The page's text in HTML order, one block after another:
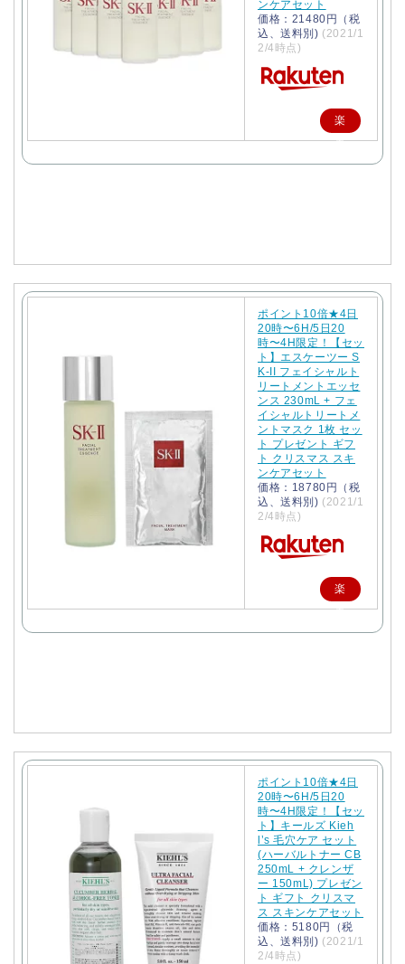
ンケアセット
価格：21480円（税
込、送料別) (2021/1
2/4時点)
楽
天
ポイント10倍★4日
20時〜6H/5日20
時〜4H限定！【セッ
ト】エスケーツー S
K-II フェイシャルト
リートメントエッセ
ンス 230mL + フェ
イシャルトリートメ
ントマスク 1枚 セッ
ト プレゼント ギフ
ト クリスマス スキ
ンケアセット
価格：18780円（税
込、送料別) (2021/1
2/4時点)
楽
天
ポイント10倍★4日
20時〜6H/5日20
時〜4H限定！【セッ
ト】キールズ Kieh
l’s 毛穴ケア セット
(ハーバルトナー CB
250mL + クレンザ
ー 150mL) プレゼン
ト ギフト クリスマ
ス スキンケアセット
価格：5180円（税
込、送料別) (2021/1
2/4時点)